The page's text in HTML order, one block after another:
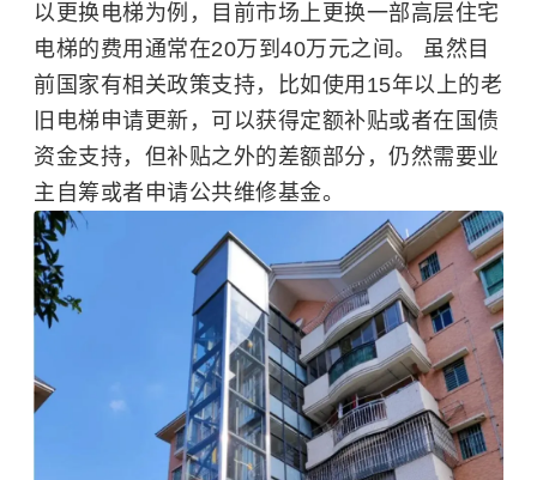
以更换电梯为例，目前市场上更换一部高层住宅
电梯的费用通常在20万到40万元之间。 虽然目
前国家有相关政策支持，比如使用15年以上的老
旧电梯申请更新，可以获得定额补贴或者在国债
资金支持，但补贴之外的差额部分，仍然需要业
主自筹或者申请公共维修基金。